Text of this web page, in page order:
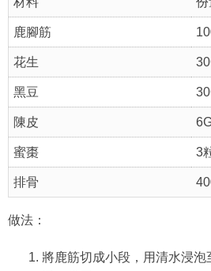
鹿腳筋
花生
黑豆
陳皮
蜜棗 3
排骨
做法：
將鹿筋切成小段，用清水浸